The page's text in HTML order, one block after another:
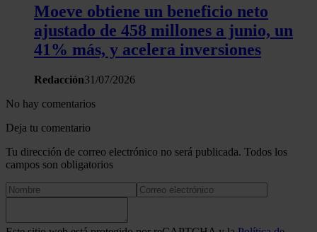
Moeve obtiene un beneficio neto
ajustado de 458 millones a junio, un
41% más, y acelera inversiones
Redacción31/07/2026
No hay comentarios
Deja tu comentario
Tu dirección de correo electrónico no será publicada. Todos los
campos son obligatorios